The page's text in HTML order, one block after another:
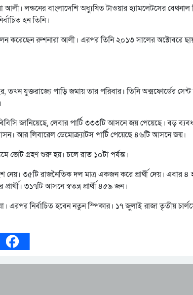
লন্ডনের বাংলাদেশি অধ্যুষিত টাওয়ার হ্যামলেটসের বেথনাল
হন তিনি।
করেছেন রুশনারা আলী। এরপর তিনি ২০১৩ সালের অক্টোবরে
তখন যুক্তরাজ্যে পাড়ি জমায় তার পরিবার। তিনি অক্সফোর্ডের
জানিয়েছে, লেবার পার্টি ৩৩৩টি আসনে জয় পেয়েছে। বড়
আর লিবারেল ডেমোক্র্যাটস পার্টি পেয়েছে ৪৬টি আসনে জয়।
ভোট গ্রহণ শুরু হয়। চলে রাত ১০টা পর্যন্ত।
৩৫টি রাজনৈতিক দল মাত্র একজন করে প্রার্থী দেয়। এবার ৪
৩১৭টি আসনে স্বতন্ত্র প্রার্থী ৪৫৯ জন।
এরপর নির্বাচিত হবেন নতুন স্পিকার। ১৭ জুলাই রাজা তৃতীয়